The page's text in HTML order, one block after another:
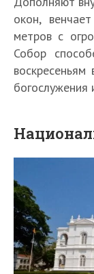
окон,
метров с
Собор
богослужения